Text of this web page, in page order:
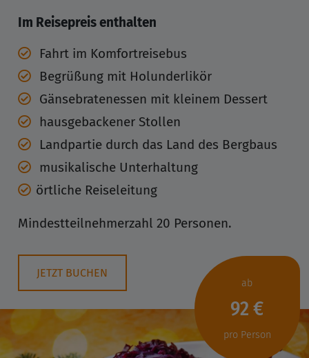
Im Reisepreis enthalten
Fahrt im Komfortreisebus
Begrüßung mit Holunderlikör
Gänsebratenessen mit kleinem Dessert
hausgebackener Stollen
Landpartie durch das Land des Bergbaus
musikalische Unterhaltung
örtliche Reiseleitung
Mindestteilnehmerzahl 20 Personen.
JETZT BUCHEN
ab
92 €
pro Person